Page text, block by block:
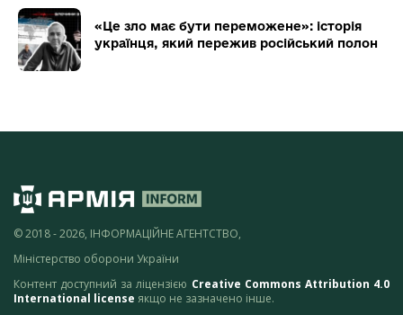
«Це зло має бути переможене»: історія
українця, який пережив російський полон
© 2018 - 2026, ІНФОРМАЦІЙНЕ АГЕНТСТВО,
Міністерство оборони України
Контент доступний за ліцензією Creative Commons Attribution 4.0
International license якщо не зазначено інше.